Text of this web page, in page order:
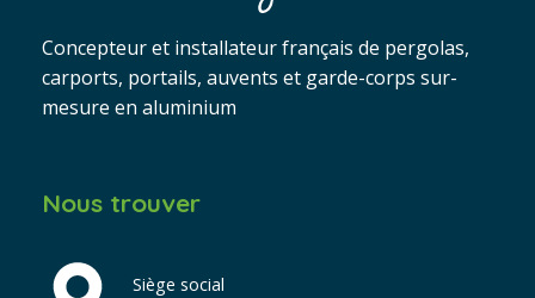
Concepteur et installateur français de pergolas,
carports, portails, auvents et garde-corps sur-
mesure en aluminium
Nous trouver
Siège social